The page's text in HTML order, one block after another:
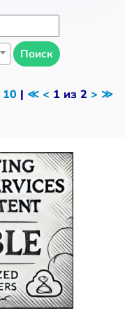
Поиск
10 | ≪ < 1 из 2 > ≫